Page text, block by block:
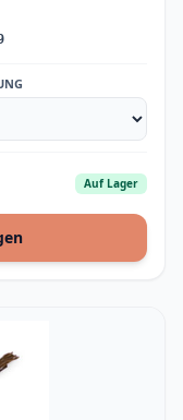
Auf Lager